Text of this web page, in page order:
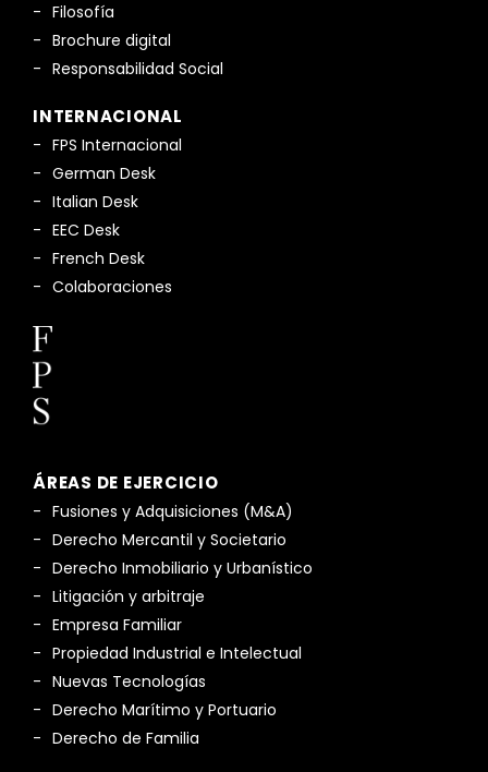
Filosofía
Brochure digital
Responsabilidad Social
INTERNACIONAL
FPS Internacional
German Desk
Italian Desk
EEC Desk
French Desk
Colaboraciones
ÁREAS DE EJERCICIO
Fusiones y Adquisiciones (M&A)
Derecho Mercantil y Societario
Derecho Inmobiliario y Urbanístico
Litigación y arbitraje
Empresa Familiar
Propiedad Industrial e Intelectual
Nuevas Tecnologías
Derecho Marítimo y Portuario
Derecho de Familia